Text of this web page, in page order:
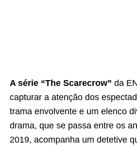
A série “The Scarecrow” da
capturar a atenção dos
trama envolvente e um elenco
drama, que se passa entre os
2019, acompanha um detetive